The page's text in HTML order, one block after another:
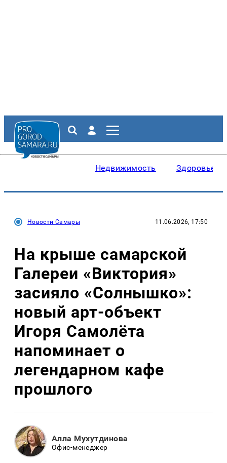
Недвижимость Здоровье
Новости Самары 11.06.2026, 17:50
На крыше самарской
Галереи «Виктория»
засияло «Солнышко»:
новый арт-объект
Игоря Самолёта
напоминает о
легендарном кафе
прошлого
Алла Мухутдинова
Офис-менеджер